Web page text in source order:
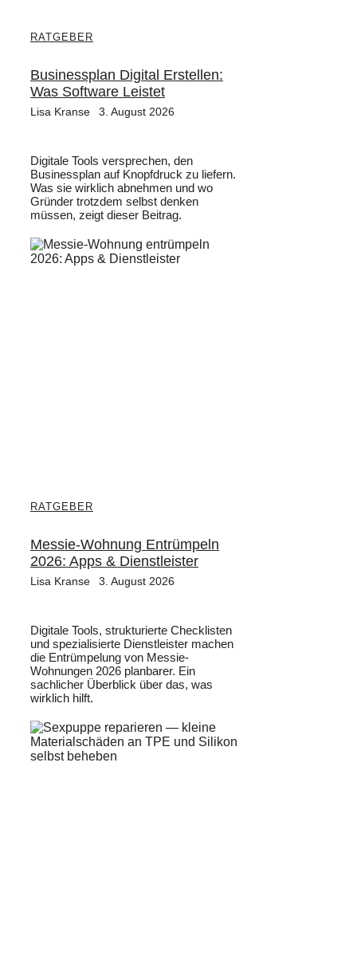
RATGEBER
Businessplan Digital Erstellen:
Was Software Leistet
Lisa Kranse 3. August 2026
Digitale Tools versprechen, den
Businessplan auf Knopfdruck zu liefern.
Was sie wirklich abnehmen und wo
Gründer trotzdem selbst denken
müssen, zeigt dieser Beitrag.
RATGEBER
Messie-Wohnung Entrümpeln
2026: Apps & Dienstleister
Lisa Kranse 3. August 2026
Digitale Tools, strukturierte Checklisten
und spezialisierte Dienstleister machen
die Entrümpelung von Messie-
Wohnungen 2026 planbarer. Ein
sachlicher Überblick über das, was
wirklich hilft.